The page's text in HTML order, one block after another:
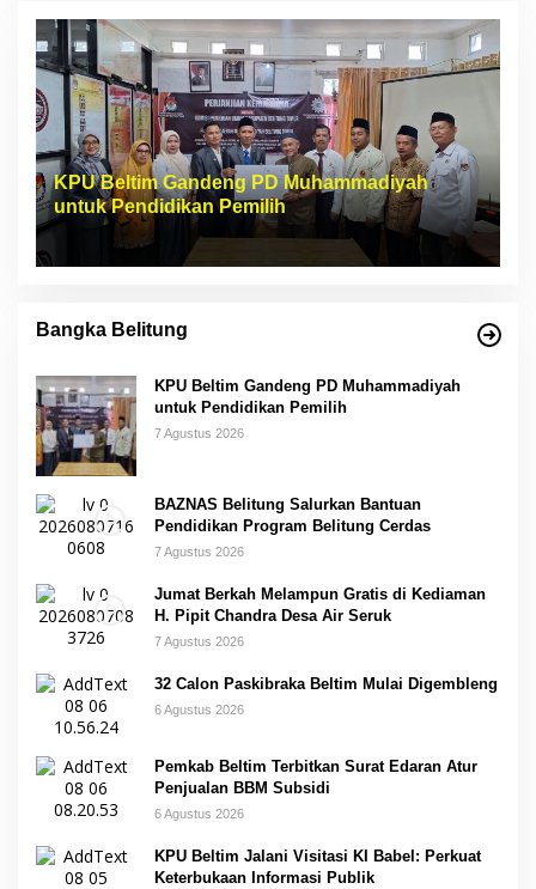
KPU Beltim Gandeng PD Muhammadiyah
untuk Pendidikan Pemilih
Bangka Belitung
KPU Beltim Gandeng PD Muhammadiyah
untuk Pendidikan Pemilih
7 Agustus 2026
BAZNAS Belitung Salurkan Bantuan
Pendidikan Program Belitung Cerdas
7 Agustus 2026
Jumat Berkah Melampun Gratis di Kediaman
H. Pipit Chandra Desa Air Seruk
7 Agustus 2026
32 Calon Paskibraka Beltim Mulai Digembleng
6 Agustus 2026
Pemkab Beltim Terbitkan Surat Edaran Atur
Penjualan BBM Subsidi
6 Agustus 2026
KPU Beltim Jalani Visitasi KI Babel: Perkuat
Keterbukaan Informasi Publik